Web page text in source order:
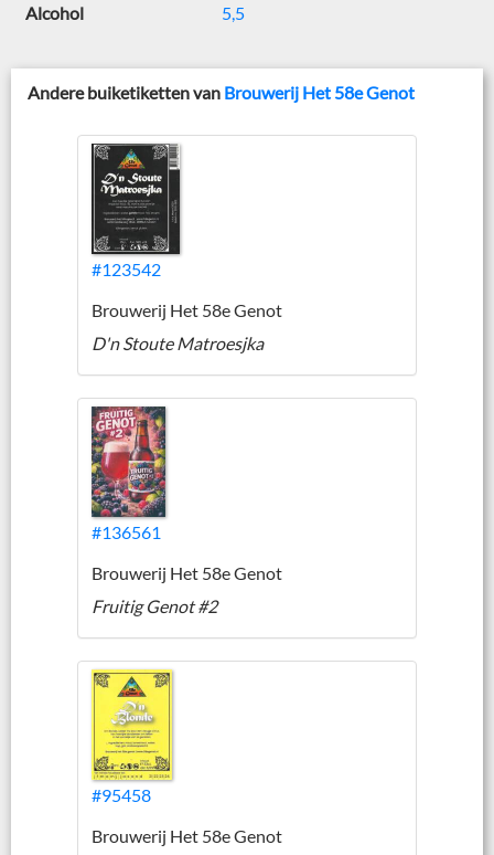
Alcohol 5,5
Andere buiketiketten van Brouwerij Het 58e Genot
#123542
Brouwerij Het 58e Genot
D'n Stoute Matroesjka
#136561
Brouwerij Het 58e Genot
Fruitig Genot #2
#95458
Brouwerij Het 58e Genot